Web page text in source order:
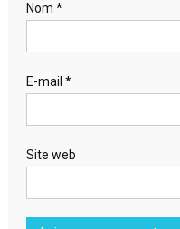
Nom *
E-mail *
Site web